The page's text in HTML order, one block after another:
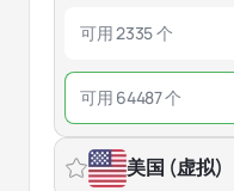
可用 2335 个
可用 64487 个
美国 (虚拟)